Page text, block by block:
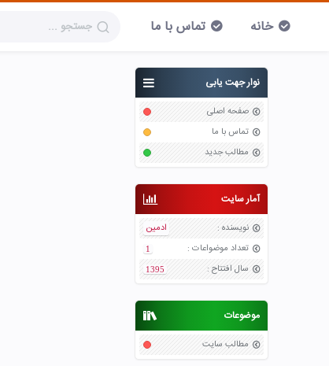
خانه تماس با ما
نوار جهت یابی
صفحه اصلی
تماس با ما
مطالب جدید
آمار سایت
نویسنده :
ادمین
تعداد موضواعات :
1
سال افتتاح :
1395
موضوعات
مطالب سایت